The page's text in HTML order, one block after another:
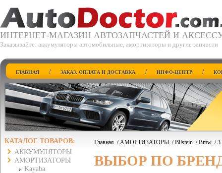
ИНТЕРНЕТ-МАГАЗИН АВТОЗАПЧАСТЕЙ И
Заказывайте: аккумуляторы автомобильные, амортизаторы и другие запчасти
ГЛАВНАЯ / ЗАКАЗ, ОПЛАТА И ДОСТАВКА / ИНФО-ЦЕНТР /
КАТАЛОГ ТОВАРОВ:
АККУМУЛЯТОРЫ
АМОРТИЗАТОРЫ
Kayaba
Главная /АМОРТИЗАТОРЫ /Bilstein /Bmw /3
ВЫБОР ПО